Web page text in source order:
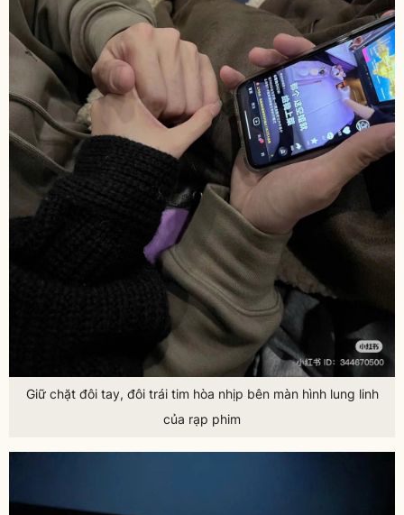
Giữ chặt đôi tay, đôi trái tim hòa nhịp bên màn hình lung linh
của rạp phim